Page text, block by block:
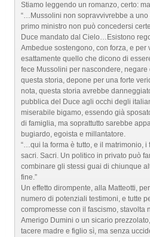
Stiamo leggendo un romanzo, certo:
“…Mussolini non sopravvivrebbe a
primo ministro non può concedersi
Duce mandato dal Cielo…Esistono
Ambedue sostengono, con forza, e per
esattamente quello che dicono di
fece Mussolini per nascondere,
questa storia, depone per una forte
nota, questa storia avrebbe
pubblica del Duce agli occhi degli
miserabile bigamo, essendo già
di famiglia, ma soprattutto sarebbe
bugiardo, egoista e millantatore.
“…qui la forma è tutto, e il matrimonio,
sacri. Sacri. Un politico in privato può
combinare gli stessi guai di chiunque
fine.”
Un effetto dirompente, alla Matteotti,
numero di potenziali testimoni, e tutte
compromesse con il fascismo, stavolta
Amerigo Dumini o un sicario
tacere madre e figlio sì, ma senza